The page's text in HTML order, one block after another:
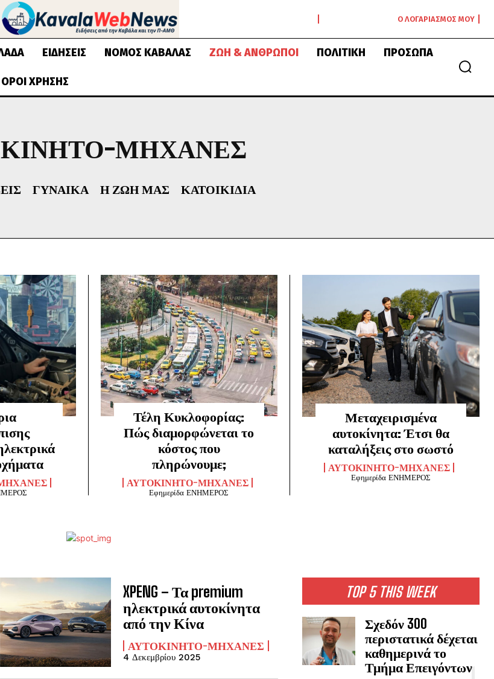
Ο ΛΟΓΑΡΙΑΣΜΌΣ ΜΟΥ
ΕΙΔΉΣΕΙΣ ΝΟΜΌΣ ΚΑΒΆΛΑΣ ΖΩΉ & ΆΝΘΡΩΠΟΙ ΠΟΛΙΤΙΚΉ ΠΡΌΣΩΠΑ
ΌΡΟΙ ΧΡΉΣΗΣ
ΜΗΧΑΝΈΣ
ΓΥΝΑΊΚΑ Η ΖΩΉ ΜΑΣ ΚΑΤΟΙΚΊΔΙΑ
Τέλη Κυκλοφορίας:
Πώς διαμορφώνεται το
κόστος που
πληρώνουμε;
ΑΥΤΟΚΊΝΗΤΟ-ΜΗΧΑΝΈΣ
Εφημερίδα ΕΝΗΜΕΡΟΣ
Μεταχειρισμένα
αυτοκίνητα: Έτσι θα
καταλήξεις στο σωστό
ΑΥΤΟΚΊΝΗΤΟ-ΜΗΧΑΝΈΣ
Εφημερίδα ΕΝΗΜΕΡΟΣ
XPENG – Τα premium
ηλεκτρικά αυτοκίνητα
από την Κίνα
ΑΥΤΟΚΊΝΗΤΟ-ΜΗΧΑΝΈΣ
4 Δεκεμβρίου 2025
TOP 5 THIS WEEK
Σχεδόν 300
περιστατικά δέχεται
καθημερινά το
Τμήμα Επειγόντων